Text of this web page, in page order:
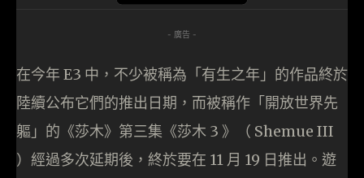
- 廣告 -
在今年 E3 中，不少被稱為「有生之年」的作品終於
陸續公布它們的推出日期，而被稱作「開放世界先
軀」的《莎木》第三集《莎木 3 》（ Shemue III
）經過多次延期後，終於要在 11 月 19 日推出。遊